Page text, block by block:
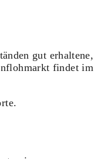
gut erhaltene,
findet im